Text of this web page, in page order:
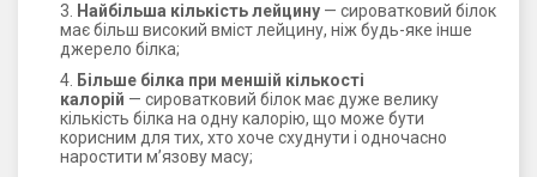
Найбільша кількість лейцину — сироватковий білок
має більш високий вміст лейцину, ніж будь-яке інше
джерело білка;
Більше білка при меншій кількості
калорій — сироватковий білок має дуже велику
кількість білка на одну калорію, що може бути
корисним для тих, хто хоче схуднути і одночасно
наростити м’язову масу;